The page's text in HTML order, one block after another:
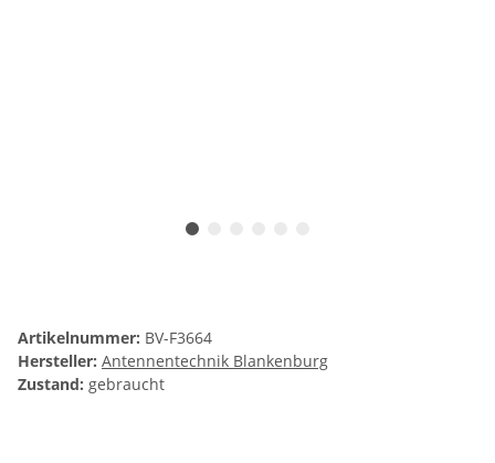
Artikelnummer: BV-F3664
Hersteller: Antennentechnik Blankenburg
Zustand: gebraucht